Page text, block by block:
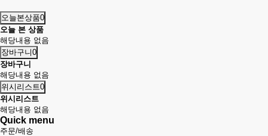
오늘본상품0
오늘 본 상품
해당내용 없음
장바구니0
장바구니
해당내용 없음
위시리스트0
위시리스트
해당내용 없음
Quick menu
주문/배송